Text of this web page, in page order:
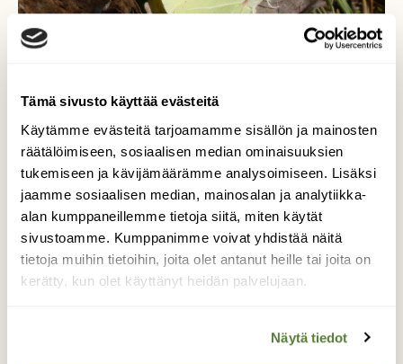
Tämä sivusto käyttää evästeitä
Käytämme evästeitä tarjoamamme sisällön ja mainosten
räätälöimiseen, sosiaalisen median ominaisuuksien
tukemiseen ja kävijämäärämme analysoimiseen. Lisäksi
jaamme sosiaalisen median, mainosalan ja analytiikka-
alan kumppaneillemme tietoja siitä, miten käytät
sivustoamme. Kumppanimme voivat yhdistää näitä
tietoja muihin tietoihin, joita olet antanut heille tai joita on
kerätty, kun olet käyttänyt heidän palvelujaan.
Näytä tiedot
Sitruunaperhonen
Keväinen näkymä etelärinteessä.